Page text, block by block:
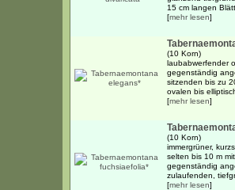
15 cm langen
[mehr lesen]
(10 Korn)
laubabwerfender
gegenständig
sitzenden bis zu
ovalen bis
[mehr lesen]
(10 Korn)
immergrüner,
selten bis 10 m
gegenständig
zulaufenden,
[mehr lesen]